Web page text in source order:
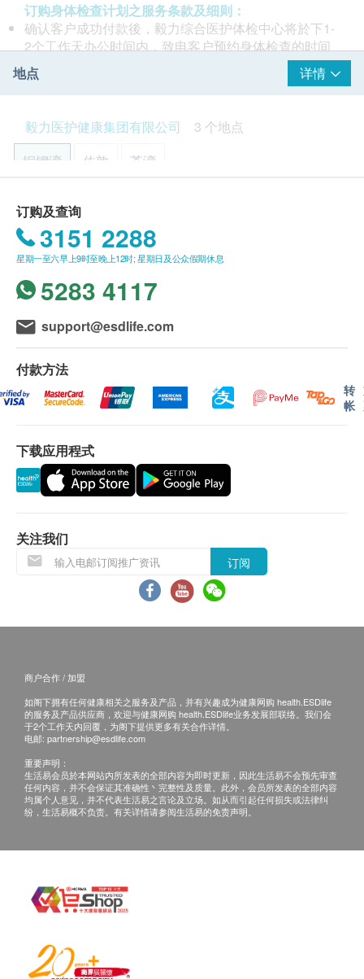
专注、关怀』为服务宗旨，为市民提供一站式全面医疗
服务。
超过数十万人次提供各种医护服务。除一般的身体检查
及疫苗注射外，Kinetics成立外展服务队，为多间团体
提供上门医护服务。自2008年，更荣获香港生产力促进
局及生活易网站颁发『优质婚礼商户』，成为香港首间
2004起，连续十年荣获香港社会服务联会颁发 商界展
关怀 Caring Company 徽号，以肯定Kinetics对社会公
民责任的承担。
订购身体检查计划之服务条款及细则：
确认客户成功付款後，毅力综合医护体检中心将於下1-
2个工作天办公时间内，致电客户预约身体检查的时间
和地点，并会通知客户验身注意事项。
客户亦可致电本中心预约或查询，电话：(铜锣湾)3520
3292 / (佐敦) 3426 9771 / (荃湾) 3101 4866。
部份检查只限佐敦中心，请致电(铜锣湾)3520 3292 /
(佐敦) 3426 9771 / (荃湾) 3101 4866 查询。
本身体检查计划有效期为6个月，客户必须於6个月内
进行身体检查後，一般情况下，可於2-3星期内发出验
身报告。如须讲解报告，请先致电中心预约，客户可选
择以下方式领取报告：
(1) 亲身领取：客户亲身往毅力综合医护体检中心领取
报告，并由本中心医生或註册护士亲自讲解报告；
(2) 电话讲解报告：客户需於讲解报告前到本中心领取
解报告。如需他人代领取验身报告，代领者需带同授权
书及该客户之身分證副本到本中心领取有关报告。
如有争议，毅力医护健康集团保留最後决定权。
所有身体检查并非作为医务诊断或治疗用途。
所有健康检查/服务并非作为医务诊断或治疗用途。当阁
下身体健康出现任何疾病征兆时，应立即咨询有认可资
格的医生，作出诊断及治疗。
本服务/产品由商户提供。生活易【健康网购
此服务/产品的错漏或延误，或因使用此服务/产品而引
致的损失、损害、受伤或法律诉讼，健康网购
health.ESDlife概不负责。一切有关的索偿或查询，须
向提供服务之体检中心或商户提出。
地点 详情
毅力医护健康集团有限公司
3 个地点
铜锣湾
佐敦 荃湾
香港铜锣湾轩尼诗道555号东角中心(旧翼)1903室
显示地图
星期一至五︰9:00a.m. – 1:00p.m.; 2:00p.m. – 6:00p.m.
星期六︰9:00a.m. – 2:00p.m.
星期日及公众假期︰休息
订购及查询
3151 2288
星期一至六早上9时至晚上12时; 星期日及公众假期休息
5283 4117
support@esdlife.com
付款方法
转
帐
下载应用程式
关注我们
订阅
商户合作 / 加盟
如阁下拥有任何健康相关之服务及产品，并有兴趣成为健康网购 health.ESDlife
的服务及产品供应商，欢迎与健康网购 health.ESDlife业务发展部联络。我们会
于2个工作天内回覆，为阁下提供更多有关合作详情。
电邮: partnership@esdlife.com
重要声明：
生活易会员於本网站内所发表的全部内容为即时更新，因此生活易不会预先审查
任何内容，并不会保证其准确性丶完整性及质量。此外，会员所发表的全部内容
均属个人意见，并不代表生活易之言论及立场。如从而引起任何损失或法律纠
纷，生活易概不负责。有关详情请参阅生活易的免责声明。